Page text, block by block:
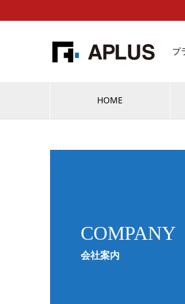
プ
HOME
COMPANY
会社案内